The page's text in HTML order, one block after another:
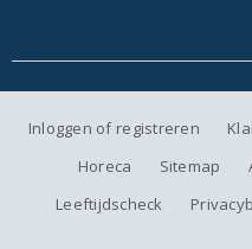
Inloggen of registreren
Horeca
Sitemap
Leeftijdscheck